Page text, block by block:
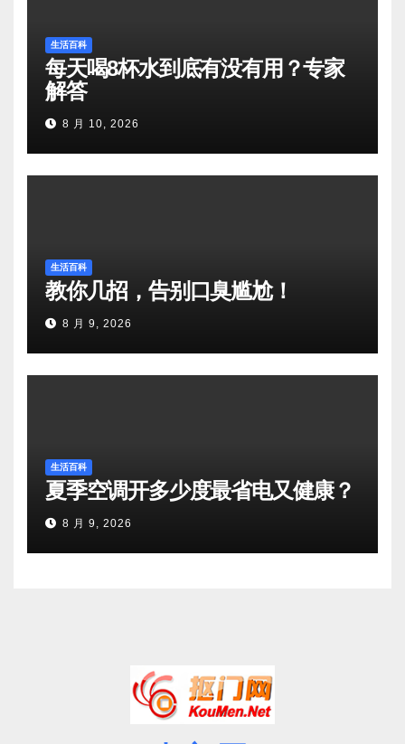
生活百科
每天喝8杯水到底有没有用？专家
解答
8 月 10, 2026
生活百科
教你几招，告别口臭尴尬！
8 月 9, 2026
生活百科
夏季空调开多少度最省电又健康？
8 月 9, 2026